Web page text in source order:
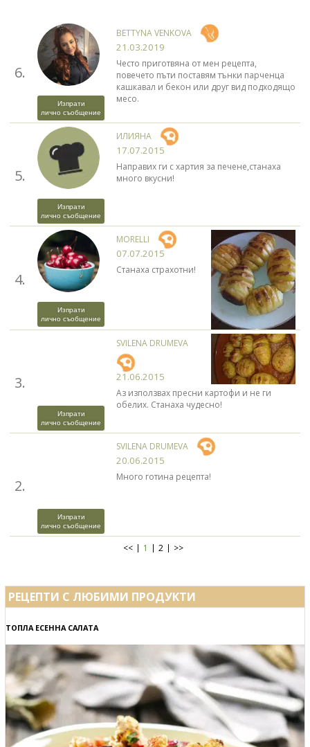
6.
Изпрати
лично съобщение
BETTYNA VENKOVA
21.03.2019
Често приготвяна от мен рецепта,
повечето пъти поставям тънки парченца
кашкавал и бекон или друг вид подходящо
месо.
5.
Изпрати
лично съобщение
ИЛИЯНА
17.07.2015
Направих ги с хартия за печене,станаха
много вкусни!
4.
Изпрати
лично съобщение
MORELLI
07.07.2015
Станаха страхотни!
3.
Изпрати
лично съобщение
SVILENA DRUMEVA
21.06.2015
Аз използвах пресни картофи и не ги
обелих. Станаха чудесно!
2.
Изпрати
лично съобщение
SVILENA DRUMEVA
20.06.2015
Много готина рецепта!
<< 1 2 >>
РЕЦЕПТИ С ЛЮБИМИ ПРОДУКТИ
ТОПЛА ЕСЕННА САЛАТА